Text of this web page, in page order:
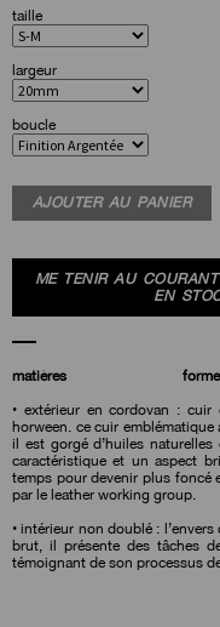
taille
largeur
boucle
AJOUTER AU PANIER
ME TENIR AU
EN
matières
• extérieur en cordovan : cuir
horween. ce cuir
il est gorgé d’huiles
caractéristique et un aspect
temps pour devenir plus foncé
par le leather working group.
• intérieur non doublé :
brut, il présente des tâches
témoignant de son processus